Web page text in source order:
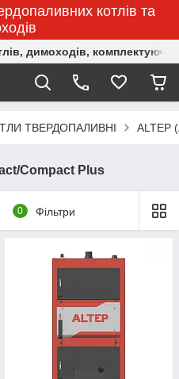
котлів та
димоходів,
ТВЕРДОПАЛИВНІ ALTEP
Compact Plus
0 Фільтри